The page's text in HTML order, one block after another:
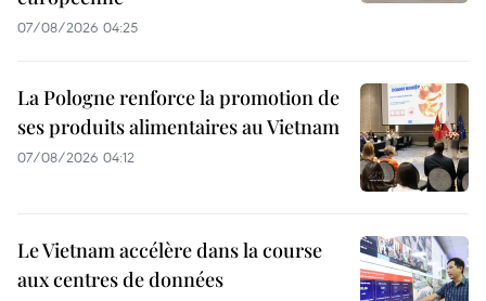
07/08/2026 04:25
La Pologne renforce la promotion de
ses produits alimentaires au Vietnam
07/08/2026 04:12
Le Vietnam accélère dans la course
aux centres de données